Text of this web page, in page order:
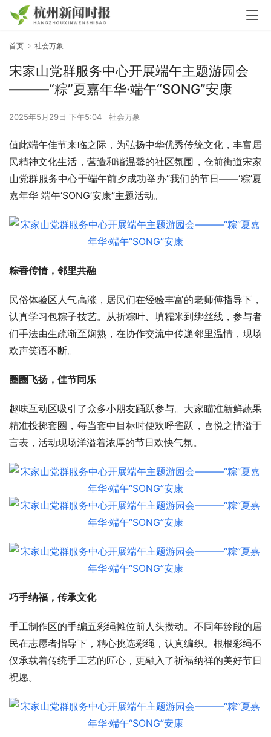
首页 社会万象
宋家山党群服务中心开展端午主题游园会
———“粽”夏嘉年华·端午“SONG”安康
2025年5月29日 下午5:04 社会万象
值此端午佳节来临之际，为弘扬中华优秀传统文化，丰富居
民精神文化生活，营造和谐温馨的社区氛围，仓前街道宋家
山党群服务中心于端午前夕成功举办“我们的节日——‘粽’夏
嘉年华 端午‘SONG’安康”主题活动。
粽香传情，邻里共融
民俗体验区人气高涨，居民们在经验丰富的老师傅指导下，
认真学习包粽子技艺。从折粽叶、填糯米到绑丝线，参与者
们手法由生疏渐至娴熟，在协作交流中传递邻里温情，现场
欢声笑语不断。
圈圈飞扬，佳节同乐
趣味互动区吸引了众多小朋友踊跃参与。大家瞄准新鲜蔬果
精准投掷套圈，每当套中目标时便欢呼雀跃，喜悦之情溢于
言表，活动现场洋溢着浓厚的节日欢快气氛。
巧手纳福，传承文化
手工制作区的手编五彩绳摊位前人头攒动。不同年龄段的居
民在志愿者指导下，精心挑选彩绳，认真编织。根根彩绳不
仅承载着传统手工艺的匠心，更融入了祈福纳祥的美好节日
祝愿。